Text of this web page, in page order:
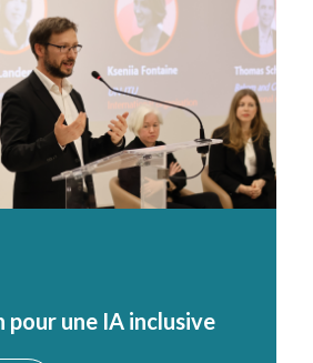
pour une IA inclusive